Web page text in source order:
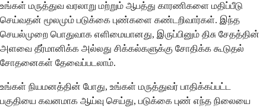
உங்கள் மருத்துவ வரலாறு மற்றும் ஆபத்து காரணிகளை மதிப்பீடு
செய்வதன் மூலமும் படுக்கை புண்களை கண்டறிவார்கள். இந்த
செயல்முறை பொதுவாக எளிமையானது, இருப்பினும் திசு சேதத்தின்
அளவை தீர்மானிக்க அல்லது சிக்கல்களுக்கு சோதிக்க கூடுதல்
சோதனைகள் தேவைப்படலாம்.
உங்கள் நியமனத்தின் போது, உங்கள் மருத்துவர் பாதிக்கப்பட்ட
பகுதியை கவனமாக ஆய்வு செய்து, படுக்கை புண் எந்த நிலையை